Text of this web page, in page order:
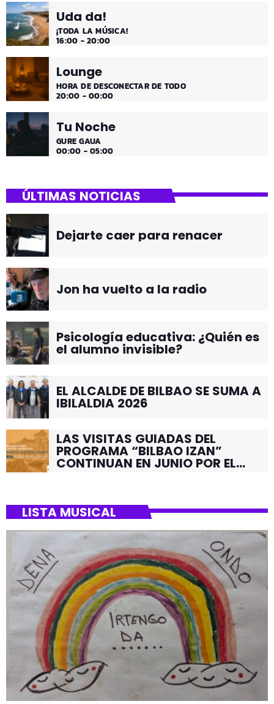
Uda da!
¡TODA LA MÚSICA!
16:00 - 20:00
Lounge
HORA DE DESCONECTAR DE TODO
20:00 - 00:00
Tu Noche
GURE GAUA
00:00 - 05:00
ÚLTIMAS NOTICIAS
Dejarte caer para renacer
Jon ha vuelto a la radio
Psicología educativa: ¿Quién es
el alumno invisible?
EL ALCALDE DE BILBAO SE SUMA A
IBILALDIA 2026
LAS VISITAS GUIADAS DEL
PROGRAMA “BILBAO IZAN”
CONTINUAN EN JUNIO POR EL
LISTA MUSICAL